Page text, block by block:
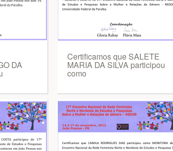
DA
Certificamos que SALETE
MARIA DA SILVA participou
como